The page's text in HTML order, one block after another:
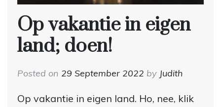
Op vakantie in eigen
land; doen!
Posted on 29 September 2022 by Judith
Op vakantie in eigen land. Ho, nee, klik